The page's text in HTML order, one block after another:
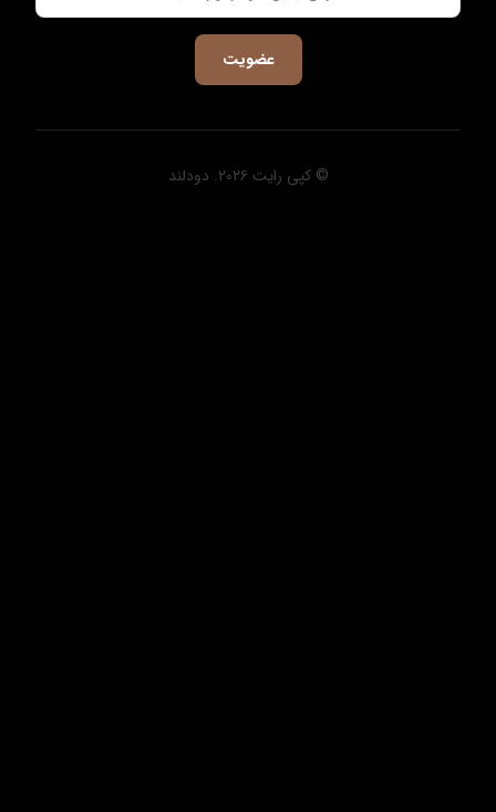
عضویت
© کپی رایت ۲۰۲۶. دودلند